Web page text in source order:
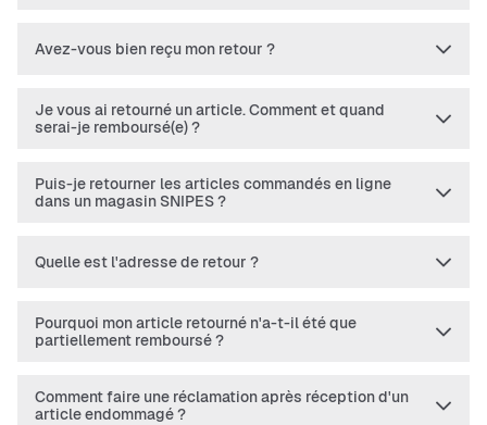
Avez-vous bien reçu mon retour ?
Je vous ai retourné un article. Comment et quand
serai-je remboursé(e) ?
Puis-je retourner les articles commandés en ligne
dans un magasin SNIPES ?
Quelle est l'adresse de retour ?
Pourquoi mon article retourné n'a-t-il été que
partiellement remboursé ?
Comment faire une réclamation après réception d'un
article endommagé ?